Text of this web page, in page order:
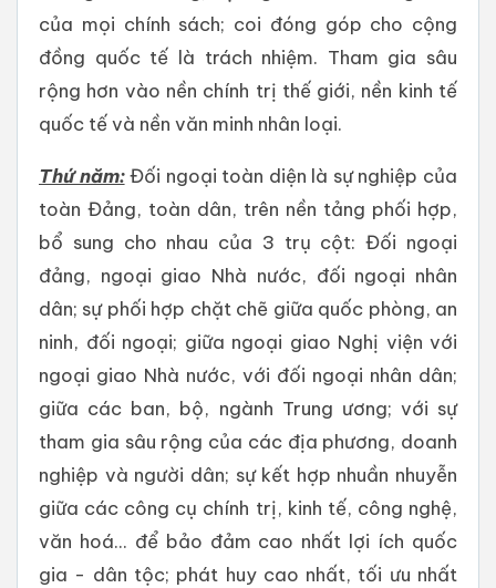
của mọi chính sách; coi đóng góp cho cộng
đồng quốc tế là trách nhiệm. Tham gia sâu
rộng hơn vào nền chính trị thế giới, nền kinh tế
quốc tế và nền văn minh nhân loại.
Thứ năm: Đối ngoại toàn diện là sự nghiệp của
toàn Đảng, toàn dân, trên nền tảng phối hợp,
bổ sung cho nhau của 3 trụ cột: Đối ngoại
đảng, ngoại giao Nhà nước, đối ngoại nhân
dân; sự phối hợp chặt chẽ giữa quốc phòng, an
ninh, đối ngoại; giữa ngoại giao Nghị viện với
ngoại giao Nhà nước, với đối ngoại nhân dân;
giữa các ban, bộ, ngành Trung ương; với sự
tham gia sâu rộng của các địa phương, doanh
nghiệp và người dân; sự kết hợp nhuần nhuyễn
giữa các công cụ chính trị, kinh tế, công nghệ,
văn hoá... để bảo đảm cao nhất lợi ích quốc
gia - dân tộc; phát huy cao nhất, tối ưu nhất